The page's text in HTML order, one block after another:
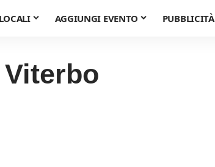
LOCALI AGGIUNGI EVENTO PUBBLICITÀ